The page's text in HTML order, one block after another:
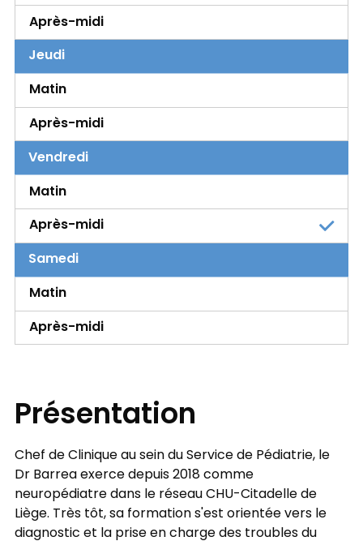
Après-midi
Jeudi
Matin
Après-midi
Vendredi
Matin
Après-midi
Samedi
Matin
Après-midi
Présentation
Chef de Clinique au sein du Service de Pédiatrie, le
Dr Barrea exerce depuis 2018 comme
neuropédiatre dans le réseau CHU-Citadelle de
Liège. Très tôt, sa formation s'est orientée vers le
diagnostic et la prise en charge des troubles du